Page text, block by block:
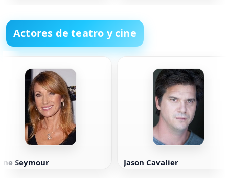
Actores de teatro y cine
Seymour Jason Cavalier